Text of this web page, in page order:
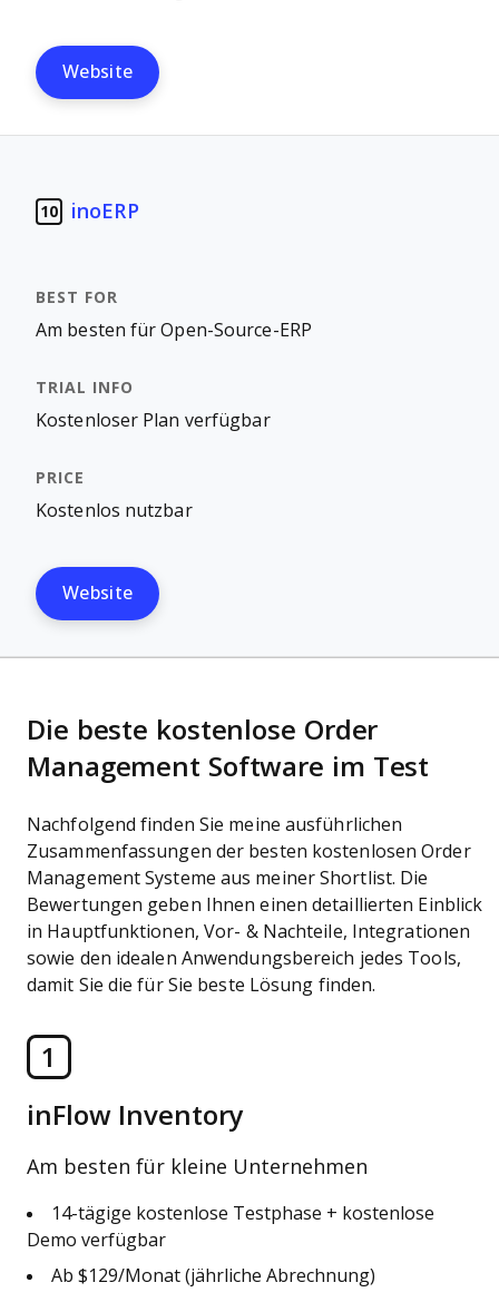
Website
10 inoERP
Am besten für Open-Source-ERP
Kostenloser Plan verfügbar
Kostenlos nutzbar
Website
Die beste kostenlose Order
Management Software im Test
Nachfolgend finden Sie meine ausführlichen
Zusammenfassungen der besten kostenlosen Order
Management Systeme aus meiner Shortlist. Die
Bewertungen geben Ihnen einen detaillierten Einblick
in Hauptfunktionen, Vor- & Nachteile, Integrationen
sowie den idealen Anwendungsbereich jedes Tools,
damit Sie die für Sie beste Lösung finden.
1
inFlow Inventory
Am besten für kleine Unternehmen
14-tägige kostenlose Testphase + kostenlose
Demo verfügbar
Ab $129/Monat (jährliche Abrechnung)